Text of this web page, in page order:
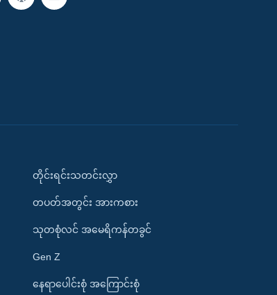
တိုင်းရင်းသတင်းလွှာ
တပတ်အတွင်း အားကစား
သုတစုံလင် အမေရိကန်တခွင်
Gen Z
နေရာပေါင်းစုံ အကြောင်းစုံ